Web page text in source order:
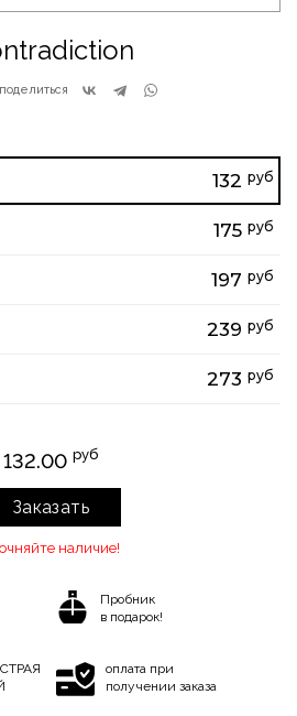
поделиться
132 руб
175 руб
197 руб
239 руб
273 руб
132.00 руб
Заказать
наличие!
Пробник
в подарок!
оплата при
получении заказа